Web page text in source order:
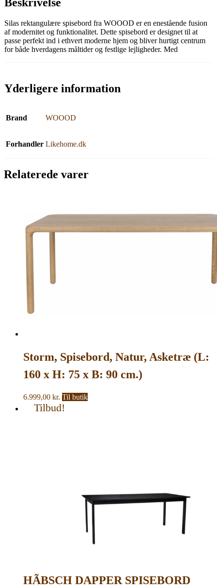
Silas rektangulære spisebord fra WOOOD er en enestående fusion
af modernitet og funktionalitet. Dette spisebord er designet til at
passe perfekt ind i ethvert moderne hjem og bliver hurtigt centrum
for både hverdagens måltider og festlige lejligheder. Med
Yderligere information
Brand WOOOD
Forhandler Likehome.dk
Relaterede varer
Storm, Spisebord, Natur, Asketræ (L:
160 x H: 75 x B: 90 cm.)
6.999,00 kr. Til butik
Tilbud!
HÃBSCH DAPPER SPISEBORD